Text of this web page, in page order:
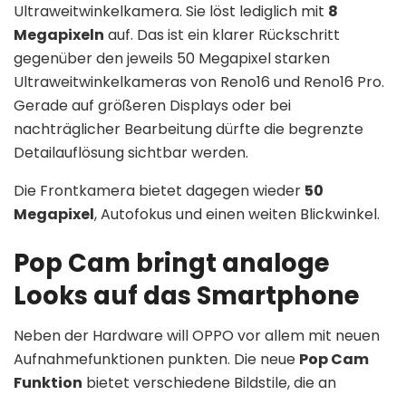
Ultraweitwinkelkamera. Sie löst lediglich mit 8
Megapixeln auf. Das ist ein klarer Rückschritt
gegenüber den jeweils 50 Megapixel starken
Ultraweitwinkelkameras von Reno16 und Reno16 Pro.
Gerade auf größeren Displays oder bei
nachträglicher Bearbeitung dürfte die begrenzte
Detailauflösung sichtbar werden.
Die Frontkamera bietet dagegen wieder 50
Megapixel, Autofokus und einen weiten Blickwinkel.
Pop Cam bringt analoge
Looks auf das Smartphone
Neben der Hardware will OPPO vor allem mit neuen
Aufnahmefunktionen punkten. Die neue Pop Cam
Funktion bietet verschiedene Bildstile, die an